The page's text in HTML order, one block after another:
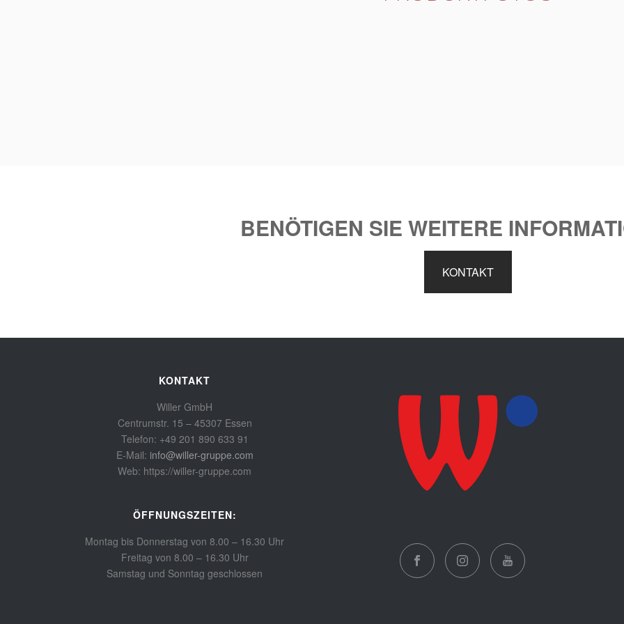
BENÖTIGEN SIE WEITERE
KONTAKT
KONTAKT
Willer GmbH
Centrumstr. 15 – 45307 Essen
Telefon: +49 201 890 633 91
E-Mail: info@willer-gruppe.com
Web: https://willer-gruppe.com
ÖFFNUNGSZEITEN:
Montag bis Donnerstag von 8.00 – 16.30 Uhr
Freitag von 8.00 – 16.30 Uhr
Samstag und Sonntag geschlossen